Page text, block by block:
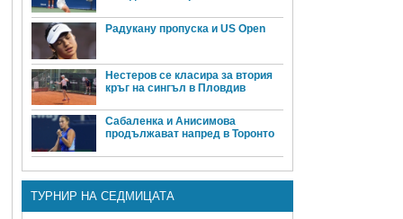
Радукану пропуска и US Open
Нестеров се класира за втория
кръг на сингъл в Пловдив
Сабаленка и Анисимова
продължават напред в Торонто
ТУРНИР НА СЕДМИЦАТА